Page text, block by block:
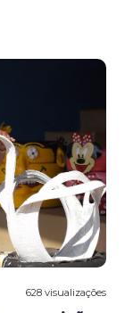
628 visualizações